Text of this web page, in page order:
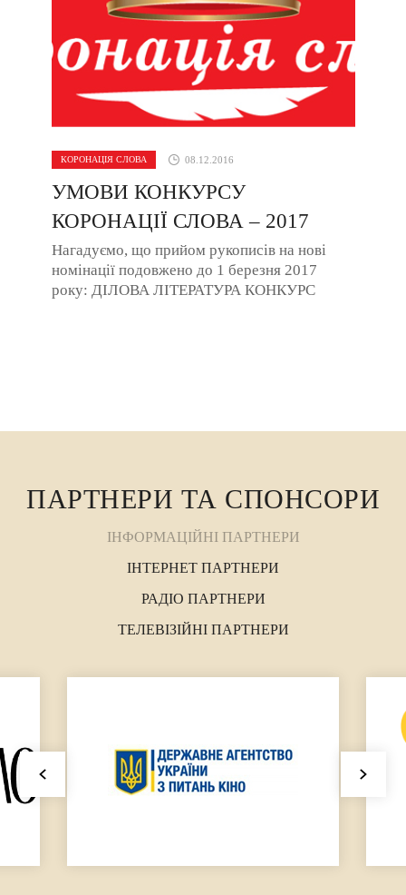
КОРОНАЦІЯ СЛОВА 08.12.2016
УМОВИ КОНКУРСУ
КОРОНАЦІЇ СЛОВА – 2017
Нагадуємо, що прийом рукописів на нові
номінації подовжено до 1 березня 2017
року: ДІЛОВА ЛІТЕРАТУРА КОНКУРС
ПАРТНЕРИ ТА СПОНСОРИ
ІНФОРМАЦІЙНІ ПАРТНЕРИ
ІНТЕРНЕТ ПАРТНЕРИ
РАДІО ПАРТНЕРИ
ТЕЛЕВІЗІЙНІ ПАРТНЕРИ